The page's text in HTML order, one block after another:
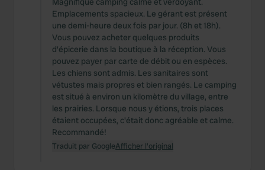
Emplacements spacieux. Le gérant est présent
une demi-heure deux fois par jour. (8h et 18h).
Vous pouvez acheter quelques produits
d'épicerie dans la boutique à la réception. Vous
pouvez payer par carte de débit ou en espèces.
Les chiens sont admis. Les sanitaires sont
vétustes mais propres et bien rangés. Le camping
est situé à environ un kilomètre du village, entre
les prairies. Lorsque nous y étions, trois places
étaient occupées, c'était donc agréable et calme.
Recommandé!
Traduit par GoogleAfficher l'original